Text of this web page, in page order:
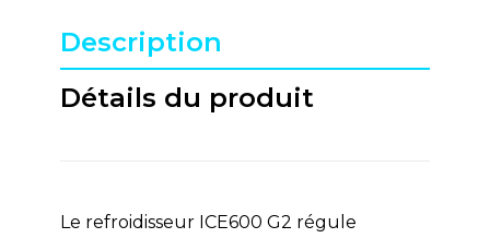
Description
Détails du produit
Le refroidisseur ICE600 G2 régule